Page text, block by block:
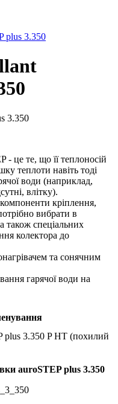
plus 3.350
- це те, що її теплоносій
теплоти навіть тоді
води (наприклад,
влітку).
кріплення,
вибрати в
також спеціальних
колектора до
та сонячним
гарячої води на
plus 3.350 P HT (похилий
auroSTEP plus 3.350